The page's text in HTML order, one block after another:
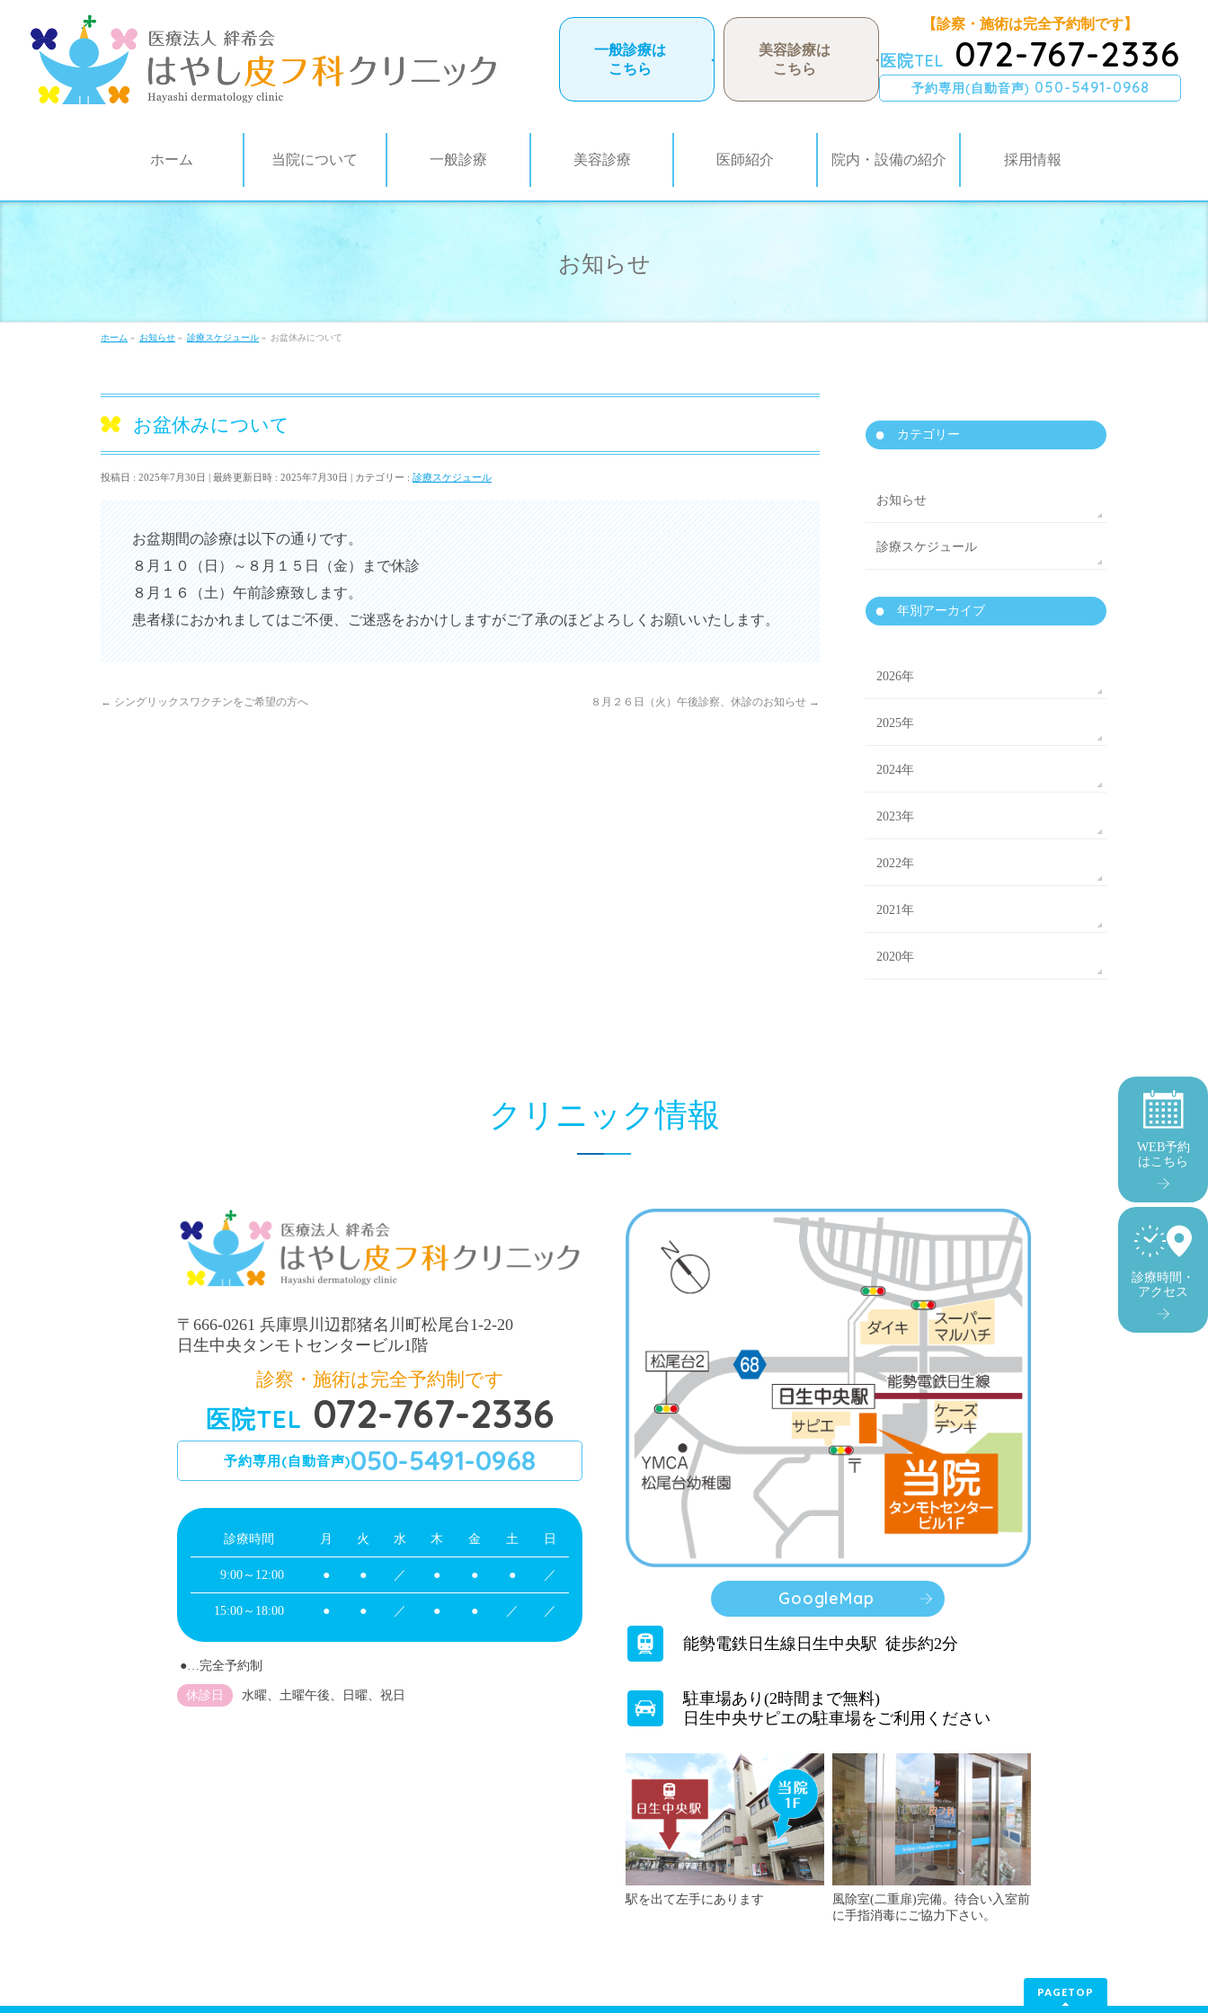
一般診療は
こちら
美容診療は
こちら
【診察・施術は完全予約制です】
医院TEL 072-767-2336
予約専用(自動音声) 050-5491-0968
ホーム 当院について 一般診療 美容診療 医師紹介 院内・設備の紹介 採用情報
お知らせ
ホーム » お知らせ » 診療スケジュール » お盆休みについて
お盆休みについて
投稿日 : 2025年7月30日 最終更新日時 : 2025年7月30日 カテゴリー : 診療スケジュール
お盆期間の診療は以下の通りです。
８月１０（日）～８月１５日（金）まで休診
８月１６（土）午前診療致します。
患者様におかれましてはご不便、ご迷惑をおかけしますがご了承のほどよろしくお願いいたします。
← シングリックスワクチンをご希望の方へ ８月２６日（火）午後診察、休診のお知らせ →
カテゴリー
お知らせ
診療スケジュール
年別アーカイブ
2026年
2025年
2024年
2023年
2022年
2021年
2020年
クリニック情報
〒666-0261 兵庫県川辺郡猪名川町松尾台1-2-20
日生中央タンモトセンタービル1階
診察・施術は完全予約制です
医院TEL 072-767-2336
予約専用(自動音声)050-5491-0968
診療時間 月 火 水 木 金 土 日
9:00～12:00 ● ● ／ ● ● ● ／
15:00～18:00 ● ● ／ ● ● ／ ／
●…完全予約制
休診日 水曜、土曜午後、日曜、祝日
GoogleMap
能勢電鉄日生線 日生中央駅 徒歩約2分
駐車場あり(2時間まで無料)
日生中央サピエの駐車場をご利用ください
駅を出て左手にあります
風除室(二重扉)完備。待合い入室前
に手指消毒にご協力下さい。
PAGETOP
WEB予約
はこちら
診療時間・
アクセス